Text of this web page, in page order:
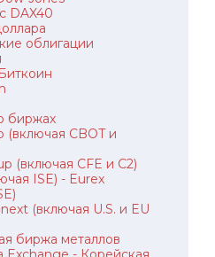
DAX40
облигации
биржах
(включая CBOT и
(включая CFE и C2)
ISE) - Eurex
(включая U.S. и EU
биржа металлов